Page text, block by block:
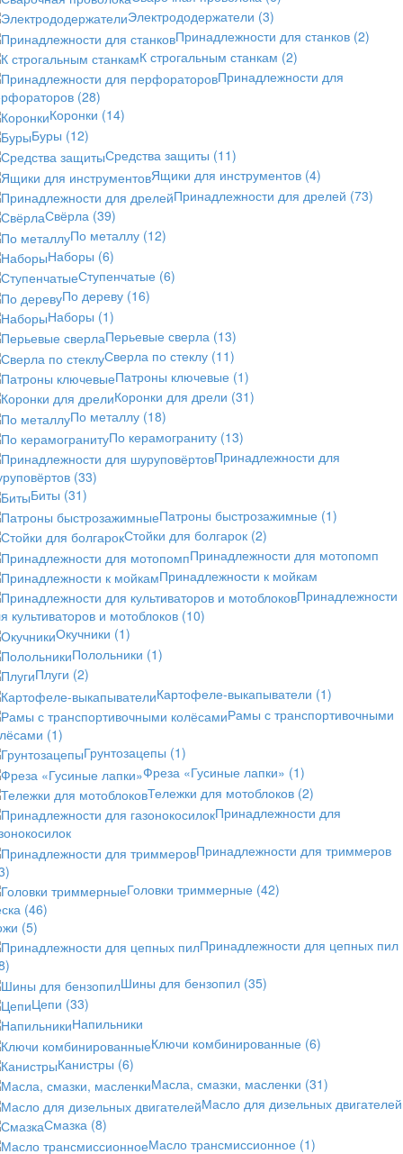
Электрододержатели (3)
Принадлежности для станков (2)
К строгальным станкам (2)
Принадлежности для
(28)
Коронки (14)
Буры (12)
Средства защиты (11)
Ящики для инструментов (4)
Принадлежности для дрелей (73)
Свёрла (39)
По металлу (12)
Наборы (6)
Ступенчатые (6)
По дереву (16)
Наборы (1)
Перьевые сверла (13)
Сверла по стеклу (11)
Патроны ключевые (1)
Коронки для дрели (31)
По металлу (18)
По керамограниту (13)
Принадлежности для
(33)
Биты (31)
Патроны быстрозажимные (1)
Стойки для болгарок (2)
Принадлежности для мотопомп
Принадлежности к мойкам
Принадлежности
культиваторов и мотоблоков (10)
Окучники (1)
Полольники (1)
Плуги (2)
Картофеле-выкапыватели (1)
Рамы с транспортивочными
(1)
Грунтозацепы (1)
Фреза «Гусиные лапки» (1)
Тележки для мотоблоков (2)
Принадлежности для
Принадлежности для триммеров
Головки триммерные (42)
(46)
(5)
Принадлежности для цепных пил
Шины для бензопил (35)
Цепи (33)
Напильники
Ключи комбинированные (6)
Канистры (6)
Масла, смазки, масленки (31)
Масло для дизельных двигателей
Смазка (8)
Масло трансмиссионное (1)